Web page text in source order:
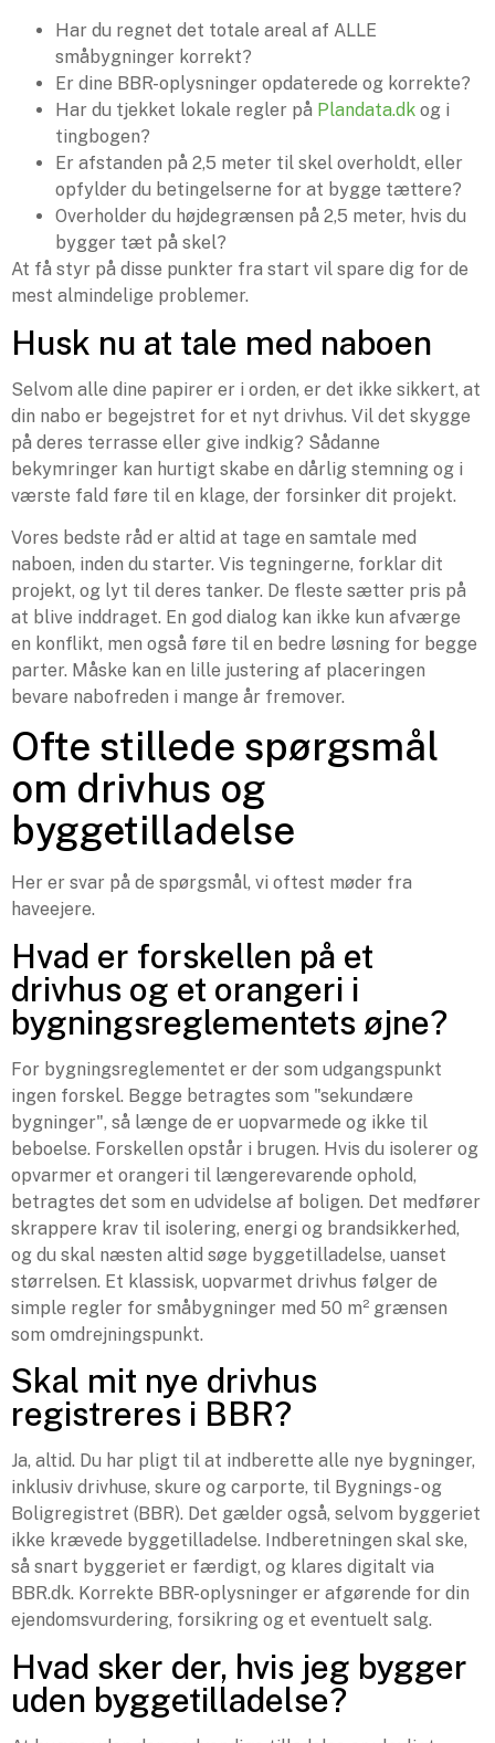
Har du regnet det totale areal af ALLE
småbygninger korrekt?
Er dine BBR-oplysninger opdaterede og korrekte?
Har du tjekket lokale regler på Plandata.dk og i
tingbogen?
Er afstanden på 2,5 meter til skel overholdt, eller
opfylder du betingelserne for at bygge tættere?
Overholder du højdegrænsen på 2,5 meter, hvis du
bygger tæt på skel?
At få styr på disse punkter fra start vil spare dig for de
mest almindelige problemer.
Husk nu at tale med naboen
Selvom alle dine papirer er i orden, er det ikke sikkert, at
din nabo er begejstret for et nyt drivhus. Vil det skygge
på deres terrasse eller give indkig? Sådanne
bekymringer kan hurtigt skabe en dårlig stemning og i
værste fald føre til en klage, der forsinker dit projekt.
Vores bedste råd er altid at tage en samtale med
naboen, inden du starter. Vis tegningerne, forklar dit
projekt, og lyt til deres tanker. De fleste sætter pris på
at blive inddraget. En god dialog kan ikke kun afværge
en konflikt, men også føre til en bedre løsning for begge
parter. Måske kan en lille justering af placeringen
bevare nabofreden i mange år fremover.
Ofte stillede spørgsmål
om drivhus og
byggetilladelse
Her er svar på de spørgsmål, vi oftest møder fra
haveejere.
Hvad er forskellen på et
drivhus og et orangeri i
bygningsreglementets øjne?
For bygningsreglementet er der som udgangspunkt
ingen forskel. Begge betragtes som "sekundære
bygninger", så længe de er uopvarmede og ikke til
beboelse. Forskellen opstår i brugen. Hvis du isolerer og
opvarmer et orangeri til længerevarende ophold,
betragtes det som en udvidelse af boligen. Det medfører
skrappere krav til isolering, energi og brandsikkerhed,
og du skal næsten altid søge byggetilladelse, uanset
størrelsen. Et klassisk, uopvarmet drivhus følger de
simple regler for småbygninger med 50 m² grænsen
som omdrejningspunkt.
Skal mit nye drivhus
registreres i BBR?
Ja, altid. Du har pligt til at indberette alle nye bygninger,
inklusiv drivhuse, skure og carporte, til Bygnings- og
Boligregistret (BBR). Det gælder også, selvom byggeriet
ikke krævede byggetilladelse. Indberetningen skal ske,
så snart byggeriet er færdigt, og klares digitalt via
BBR.dk. Korrekte BBR-oplysninger er afgørende for din
ejendomsvurdering, forsikring og et eventuelt salg.
Hvad sker der, hvis jeg bygger
uden byggetilladelse?